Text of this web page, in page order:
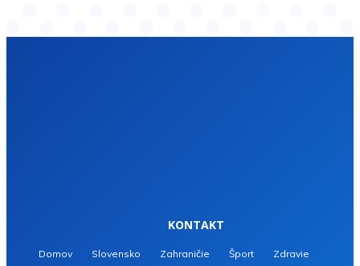
KONTAKT
Domov Slovensko Zahraničie Šport
Zdravie